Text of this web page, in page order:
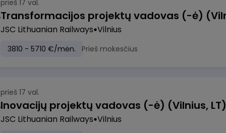
prieš 17 val.
JSC Lithuanian Railways Vilnius
3810 - 5710 €/mėn. Prieš mokesčius
prieš 17 val.
Inovacijų projektų vadovas (-ė) (Vilnius, LT)
JSC Lithuanian Railways Vilnius